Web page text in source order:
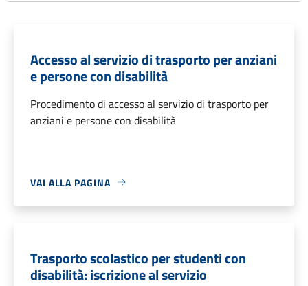
Accesso al servizio di trasporto per anziani
e persone con disabilità
Procedimento di accesso al servizio di trasporto per
anziani e persone con disabilità
VAI ALLA PAGINA
Trasporto scolastico per studenti con
disabilità: iscrizione al servizio